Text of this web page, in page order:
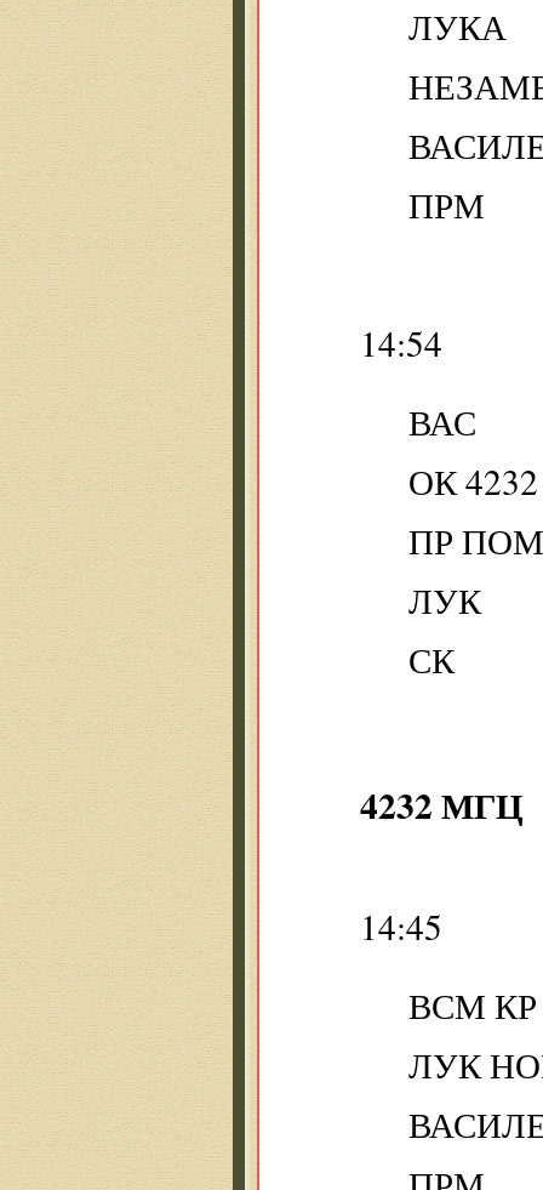
ЛУКА
ПРМ
14:54
ВАС
ОК 4232
ПР ПОМ
ЛУК
СК
4232 МГЦ
14:45
ВСМ
ЛУК